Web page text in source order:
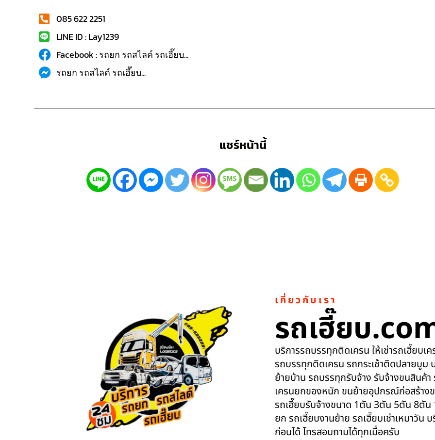
085 622 2251
LINE ID : Lay1239
Facebook : รถยก รถสไลค์ รถเฮี๊ยบ...
รถยก รถสไลค์ รถเฮี๊ยบ...
แชร์หน้านี้
เกี่ยวกับเรา
รถเฮี๊ยบ
บริการรถบรรทุกติดเครน ให้เช่ารถเฮี๊ยบเ
รถบรรทุกติดเครน รถกระเช้าติดปลายบู
ย้ายบ้าน รถบรรทุกรับจ้าง รับจ้างขนสินค้
เครนยกของหนัก ขนย้ายอุปกรณ์ก่อสร้าง
รถเฮี๊ยบรับจ้างขนาด 1ตัน 3ตัน 5ตัน 8ตั
ยก รถเฮี๊ยบงานย้าย รถเฮี๊ยบเช่าเหมาวัน
ก่อนได้ โทรสอบถามได้ทุกเมื่อครับ